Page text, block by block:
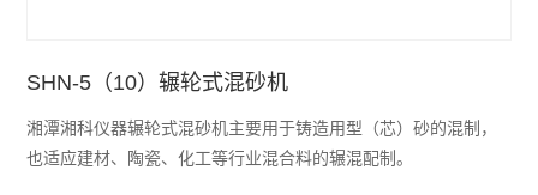
SHN-5（10）辗轮式混砂机
湘潭湘科仪器辗轮式混砂机主要用于铸造用型（芯）砂的混制，
也适应建材、陶瓷、化工等行业混合料的辗混配制。